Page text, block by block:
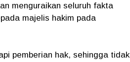
menguraikan seluruh fakta
majelis hakim pada
pemberian hak, sehingga tidak